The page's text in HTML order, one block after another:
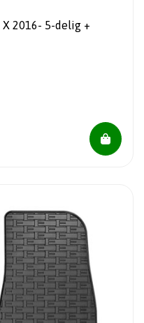
2016- 5-delig +